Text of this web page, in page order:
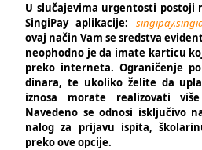
U slučajevima urgentosti postoji
SingiPay aplikacije:
ovaj način Vam se sredstva
neophodno je da imate karticu
preko interneta. Ograničenje
dinara, te ukoliko želite da
iznosa morate realizovati
Navedeno se odnosi isključivo
nalog za prijavu ispita,
preko ove opcije.